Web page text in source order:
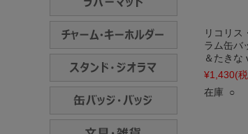
リコリス
ラム缶バ
＆たきな
¥1,430(
在庫 ○